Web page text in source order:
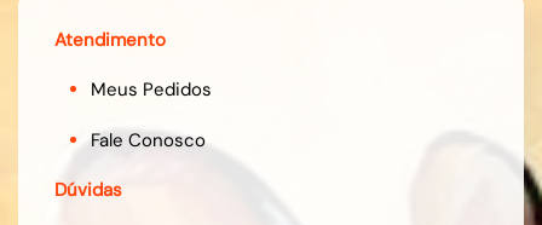
Atendimento
Meus Pedidos
Fale Conosco
Dúvidas